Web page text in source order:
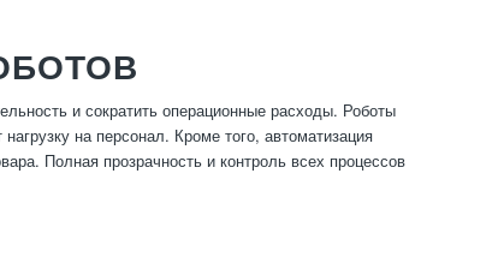
и сократить операционные расходы. Роботы
на персонал. Кроме того, автоматизация
Полная прозрачность и контроль всех процессов